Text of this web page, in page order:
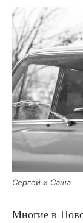
Сер­гей и Саша
Мно­гие в